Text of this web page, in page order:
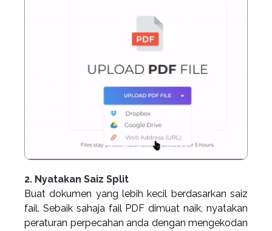
2. Nyatakan Saiz Split
Buat dokumen yang lebih kecil berdasarkan saiz
fail. Sebaik sahaja fail PDF dimuat naik, nyatakan
peraturan perpecahan anda dengan mengekodan